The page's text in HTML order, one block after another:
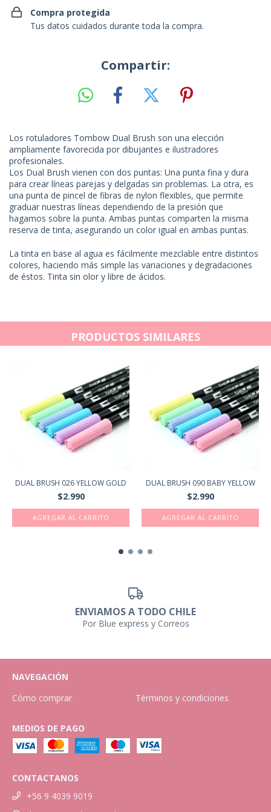
Compra protegida
Tus datos cuidados durante toda la compra.
Compartir:
Los rotuladores Tombow Dual Brush son una elección
ampliamente favorecida por dibujantes e ilustradores
profesionales.
Los Dual Brush vienen con dos puntas: Una punta fina y dura
para crear líneas parejas y delgadas sin problemas. La otra, es
una punta de pincel de fibras de nylon flexibles, que permite
graduar nuestras líneas dependiendo de la presión que
hagamos sobre la punta. Ambas puntas comparten la misma
reserva de tinta, asegurando un color igual en ambas puntas.
La tinta en base al agua es fácilmente mezclable entre distintos
colores, haciendo más simple las variaciones y degradaciones
de éstos. Tinta sin olor y libre de ácidos.
PRODUCTOS SIMILARES
DUAL BRUSH 026 YELLOW GOLD
$2.990
DUAL BRUSH 090 BABY YELLOW
$2.990
ENVIAMOS A TODO CHILE
Por Blue express y Correos
NAVEGACIÓN
Cómo comprar
Términos y condiciones
MEDIOS DE PAGO
CONTACTANOS
+56 9 4039 9019